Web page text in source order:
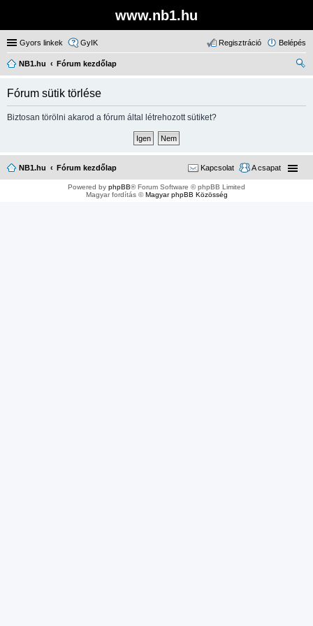
www.nb1.hu
Gyors linkek GyIK Belépés
Regisztráció
NB1.hu
Fórum kezdőlap
Fórum sütik törlése
Biztosan törölni akarod a fórum által létrehozott sütiket?
NB1.hu Fórum kezdőlap A csapat
Kapcsolat
Powered by phpBB® Forum Software © phpBB Limited
Magyar fordítás ©Magyar phpBB Közösség